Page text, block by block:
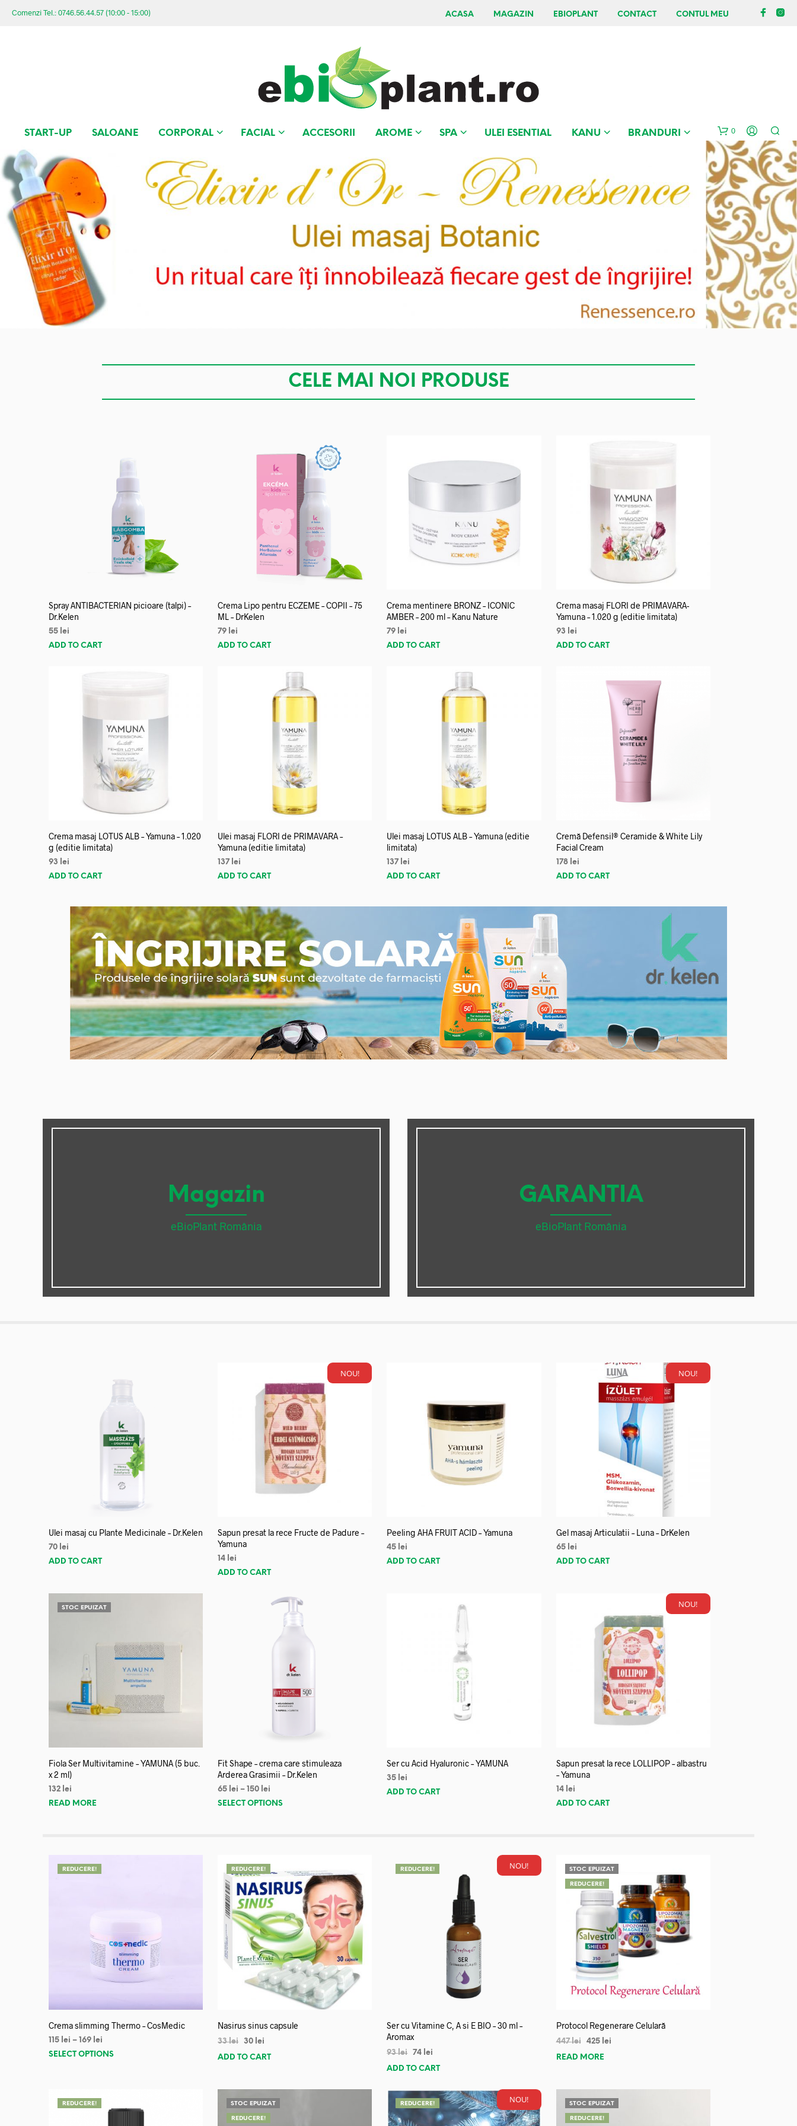
Comenzi Tel.: 0746.56.44.57 (10:00 - 15:00) ACASA MAGAZIN EBIOPLANT CONTACT CONTUL MEU
START-UP SALOANE CORPORAL FACIAL ACCESORII AROME SPA ULEI ESENTIAL KANU BRANDURI 0
CELE MAI NOI PRODUSE
Spray ANTIBACTERIAN picioare (talpi) –
Dr.Kelen
55 lei
ADD TO CART
Crema Lipo pentru ECZEME – COPII – 75
ML – DrKelen
79 lei
ADD TO CART
Crema mentinere BRONZ – ICONIC
AMBER – 200 ml – Kanu Nature
79 lei
ADD TO CART
Crema masaj FLORI de PRIMAVARA-
Yamuna – 1.020 g (editie limitata)
93
lei
ADD TO CART
Crema masaj LOTUS ALB – Yamuna – 1.020
g (editie limitata)
93
lei
ADD TO CART
Ulei masaj FLORI de PRIMAVARA –
Yamuna (editie limitata)
137 lei
ADD TO CART
Ulei masaj LOTUS ALB – Yamuna (editie
limitata)
137 lei
ADD TO CART
Cremă Defensil® Ceramide & White Lily
Facial Cream
178 lei
ADD TO CART
Magazin
eBioPlant România
GARANTIA
eBioPlant România
Ulei masaj cu Plante Medicinale – Dr.Kelen
70 lei
ADD TO CART
NOU!
Sapun presat la rece Fructe de Padure –
Yamuna
14 lei
ADD TO CART
Peeling AHA FRUIT ACID – Yamuna
45 lei
ADD TO CART
NOU!
Gel masaj Articulatii – Luna – DrKelen
65 lei
ADD TO CART
STOC EPUIZAT
Fiola Ser Multivitamine – YAMUNA (5 buc.
x 2 ml)
132 lei
READ MORE
Fit Shape – crema care stimuleaza
Arderea Grasimii – Dr.Kelen
65 lei – 150 lei
SELECT OPTIONS
Ser cu Acid Hyaluronic – YAMUNA
35 lei
ADD TO CART
NOU!
Sapun presat la rece LOLLIPOP – albastru
– Yamuna
14 lei
ADD TO CART
REDUCERE!
Crema slimming Thermo – CosMedic
115 lei – 169 lei
SELECT OPTIONS
REDUCERE!
Nasirus sinus capsule
33lei 30 lei
ADD TO CART
NOU!
REDUCERE!
Ser cu Vitamine C, A si E BIO – 30 ml –
Aromax
93lei 74 lei
ADD TO CART
STOC EPUIZAT
REDUCERE!
Protocol Regenerare Celulară
447lei 425 lei
READ MORE
REDUCERE! STOC EPUIZAT
REDUCERE!
NOU!
REDUCERE! STOC EPUIZAT
REDUCERE!